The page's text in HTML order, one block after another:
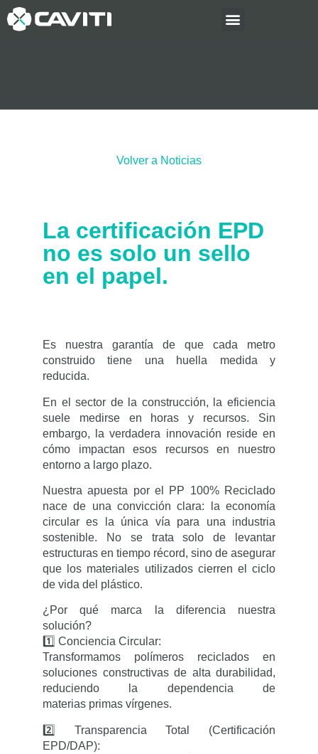
Volver a Noticias
La certificación EPD
no es solo un sello
en el papel.
Es nuestra garantía de que cada metro
construido tiene una huella medida y
reducida.
En el sector de la construcción, la eficiencia
suele medirse en horas y recursos. Sin
embargo, la verdadera innovación reside en
cómo impactan esos recursos en nuestro
entorno a largo plazo.
Nuestra apuesta por el PP 100% Reciclado
nace de una convicción clara: la economía
circular es la única vía para una industria
sostenible. No se trata solo de levantar
estructuras en tiempo récord, sino de asegurar
que los materiales utilizados cierren el ciclo
de vida del plástico.
¿Por qué marca la diferencia nuestra
solución?
1️⃣ Conciencia Circular:
Transformamos polímeros reciclados en
soluciones constructivas de alta durabilidad,
reduciendo la dependencia de
materias primas vírgenes.
2️⃣ Transparencia Total (Certificación
EPD/DAP):